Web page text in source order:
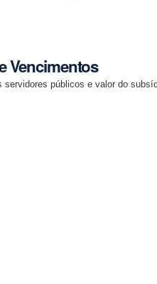
Vencimentos
públicos e valor do